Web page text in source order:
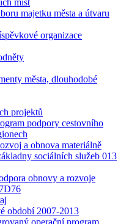
míst
majetku města a útvaru
organizace
města, dlouhodobé
projektů
podpory cestovního
a obnova materiálně
sociálních služeb 013
obnovy a rozvoje
období 2007-2013
operační program